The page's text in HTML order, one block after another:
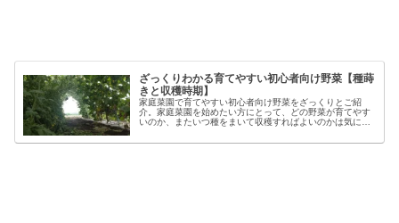
ざっくりわかる育てやすい初心者向け野菜【種蒔
きと収穫時期】
家庭菜園で育てやすい初心者向け野菜をざっくりとご紹
介。家庭菜園を始めたい方にとって、どの野菜が育てやす
いのか、またいつ種をまいて収穫すればよいのかは気にな
類でも「早生」「中生」「晩生」など...